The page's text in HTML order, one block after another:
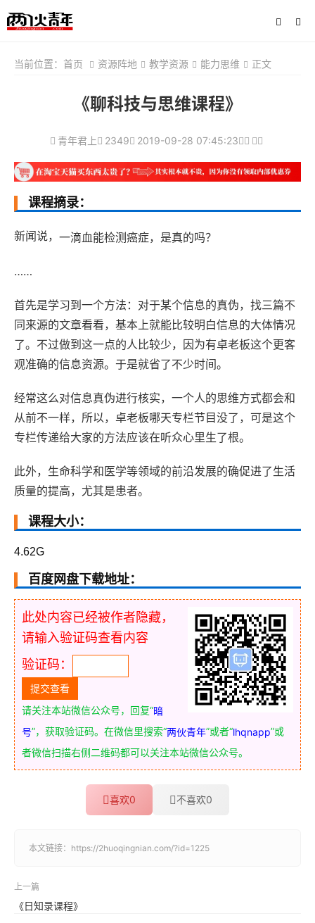
当前位置： 首页 资源阵地 教学资源 能力思维 正文
《聊科技与思维课程》
青年君上 2349 2019-09-28 07:45:23
课程摘录：
新闻说， 一滴血能检测癌症，是真的吗？
……
首先是学习到一个方法：对于某个信息的真伪，找三篇不
同来源的文章看看，基本上就能比较明白信息的大体情况
了。不过做到这一点的人比较少，因为有卓老板这个更客
观准确的信息资源。于是就省了不少时间。
经常这么对信息真伪进行核实，一个人的思维方式都会和
从前不一样，所以，卓老板哪天专栏节目没了，可是这个
专栏传递给大家的方法应该在听众心里生了根。
此外，生命科学和医学等领域的前沿发展的确促进了生活
质量的提高，尤其是患者。
课程大小：
4.62G
百度网盘下载地址：
此处内容已经被作者隐藏，
请输入验证码查看内容
验证码：
请关注本站微信公众号，回复“暗
号”，获取验证码。在微信里搜索“两伙青年”或者“lhqnapp”或
者微信扫描右侧二维码都可以关注本站微信公众号。
喜欢0 不喜欢0
本文链接： https://2huoqingnian.com/?id=1225
上一篇
《日知录课程》